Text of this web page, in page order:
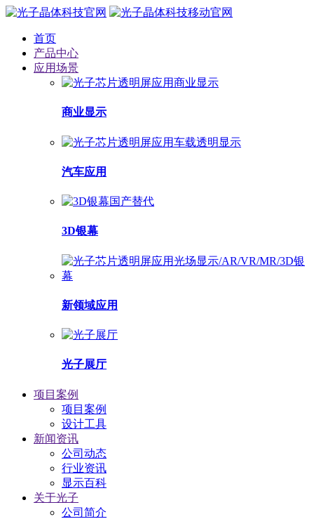
首页
产品中心
应用场景
商业显示
汽车应用
3D银幕
新领域应用
光子展厅
项目案例
项目案例
设计工具
新闻资讯
公司动态
行业资讯
显示百科
关于光子
公司简介